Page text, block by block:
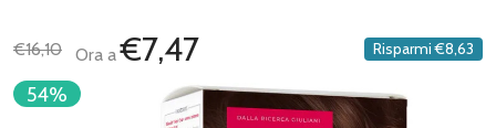
€16,10 Ora a€7,47 Risparmi €8,63
54%